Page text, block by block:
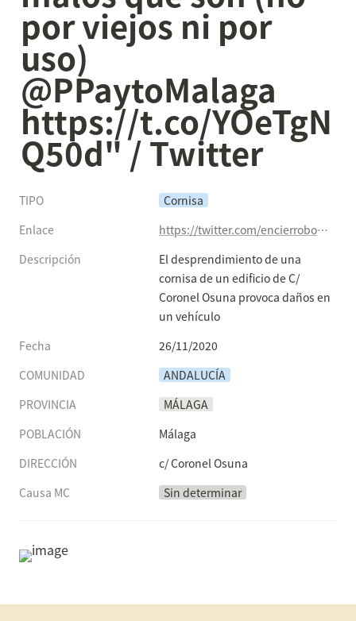
por viejos ni por
uso)
@PPaytoMalaga
https://t.co/YOeTgN
Q50d" / Twitter
TIPO
Cornisa
Enlace
https://twitter.com/encierrobombmlg/status/1331875862875164672
Descripción
El desprendimiento de una
cornisa de un edificio de C/
Coronel Osuna provoca daños en
un vehículo
Fecha
26/11/2020
COMUNIDAD
ANDALUCÍA
PROVINCIA
MÁLAGA
POBLACIÓN
Málaga
DIRECCIÓN
c/ Coronel Osuna
Causa MC
Sin determinar